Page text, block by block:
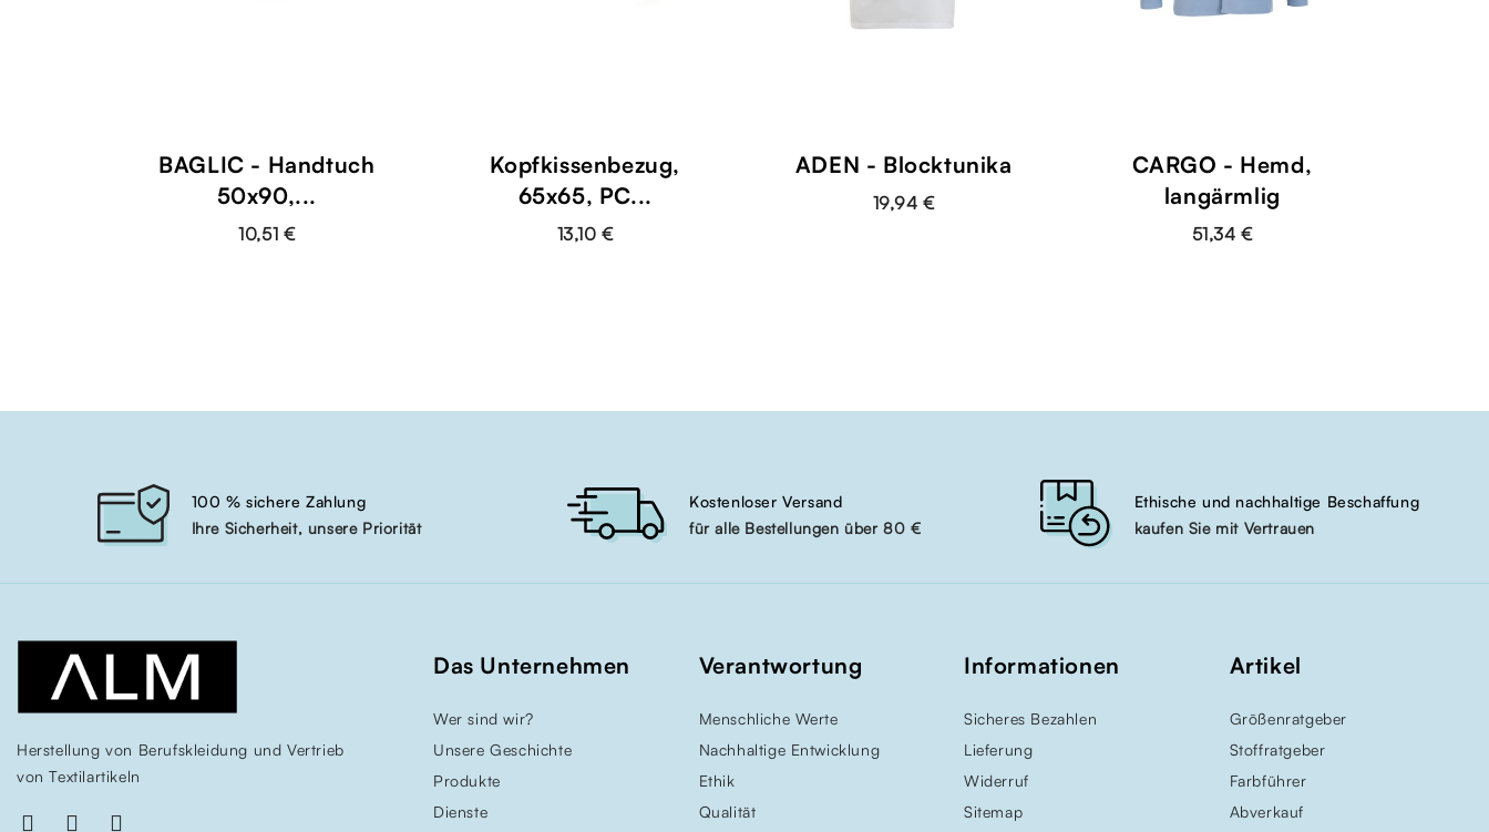
BAGLIC - Handtuch
50x90,...
10,51 €
Kopfkissenbezug,
65x65, PC...
13,10 €
ADEN - Blocktunika
19,94 €
CARGO - Hemd,
langärmlig
51,34 €
100 % sichere Zahlung
Ihre Sicherheit, unsere Priorität
Kostenloser Versand
für alle Bestellungen über 80 €
Ethische und nachhaltige Beschaffung
kaufen Sie mit Vertrauen
Herstellung von Berufskleidung und Vertrieb
von Textilartikeln
Das Unternehmen
Wer sind wir?
Unsere Geschichte
Produkte
Dienste
Verantwortung
Menschliche Werte
Nachhaltige Entwicklung
Ethik
Qualität
Informationen
Sicheres Bezahlen
Lieferung
Widerruf
Sitemap
Artikel
Größenratgeber
Stoffratgeber
Farbführer
Abverkauf